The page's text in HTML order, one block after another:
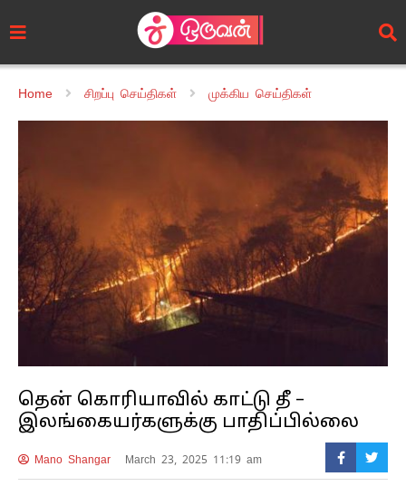
Home சிறப்பு செய்திகள் முக்கிய செய்திகள்
தென் கொரியாவில் காட்டு தீ –
இலங்கையர்களுக்கு பாதிப்பில்லை
Mano Shangar March 23, 2025 11:19 am